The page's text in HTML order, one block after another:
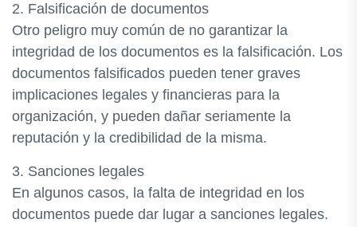
2. Falsificación de documentos
Otro peligro muy común de no garantizar la
integridad de los documentos es la falsificación. Los
documentos falsificados pueden tener graves
implicaciones legales y financieras para la
organización, y pueden dañar seriamente la
reputación y la credibilidad de la misma.
3. Sanciones legales
En algunos casos, la falta de integridad en los
documentos puede dar lugar a sanciones legales.